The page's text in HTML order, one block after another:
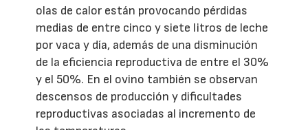
olas de calor están provocando pérdidas
medias de entre cinco y siete litros de leche
por vaca y día, además de una disminución
de la eficiencia reproductiva de entre el 30%
y el 50%. En el ovino también se observan
descensos de producción y dificultades
reproductivas asociadas al incremento de